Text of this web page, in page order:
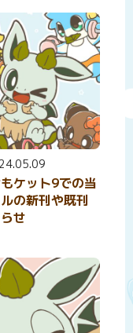
日:
ケット9での当
の新刊や既刊
せ